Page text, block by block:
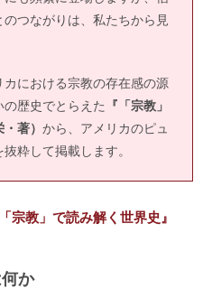
つながりは、私たちから見
における宗教の存在感の源
歴史でとらえた
『「宗教」
・著）から、アメリカのピュ
粋して掲載します。
宗教」で読み解く世界史』
か